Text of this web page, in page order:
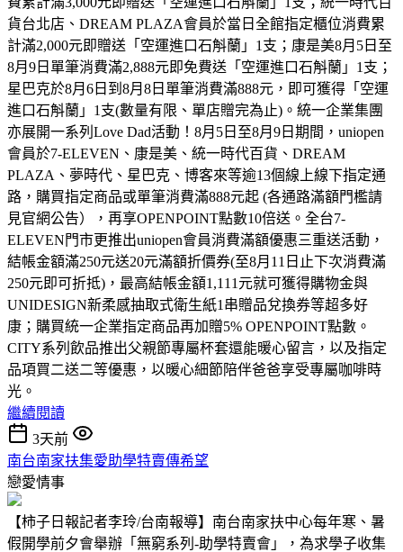
貨台北店、DREAM PLAZA會員於當日全館指定櫃位消費累
計滿2,000元即贈送「空運進口石斛蘭」1支；康是美8月5日至
8月9日單筆消費滿2,888元即免費送「空運進口石斛蘭」1支；
星巴克於8月6日到8月8日單筆消費滿888元，即可獲得「空運
進口石斛蘭」1支(數量有限、單店贈完為止)。統一企業集團
亦展開一系列Love Dad活動！8月5日至8月9日期間，uniopen
會員於7-ELEVEN、康是美、統一時代百貨、DREAM
PLAZA、夢時代、星巴克、博客來等逾13個線上線下指定通
路，購買指定商品或單筆消費滿888元起 (各通路滿額門檻請
見官網公告），再享OPENPOINT點數10倍送。全台7-
ELEVEN門市更推出uniopen會員消費滿額優惠三重送活動，
結帳金額滿250元送20元滿額折價券(至8月11日止下次消費滿
250元即可折抵)，最高結帳金額1,111元就可獲得購物金與
UNIDESIGN新柔感抽取式衛生紙1串贈品兌換券等超多好
康；購買統一企業指定商品再加贈5% OPENPOINT點數。
CITY系列飲品推出父親節專屬杯套還能暖心留言，以及指定
品項買二送二等優惠，以暖心細節陪伴爸爸享受專屬咖啡時
光。
繼續閱讀
3天前
南台南家扶集愛助學特賣傳希望
戀愛情事
【柿子日報記者李玲/台南報導】南台南家扶中心每年寒、暑
假開學前夕會舉辦「無窮系列-助學特賣會」，為求學子收集